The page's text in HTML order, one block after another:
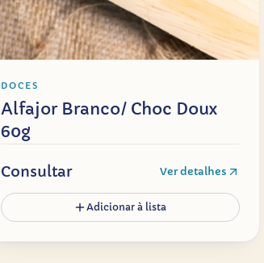
DOCES
Alfajor Branco/ Choc Doux
60g
Consultar Ver detalhes
Adicionar à lista